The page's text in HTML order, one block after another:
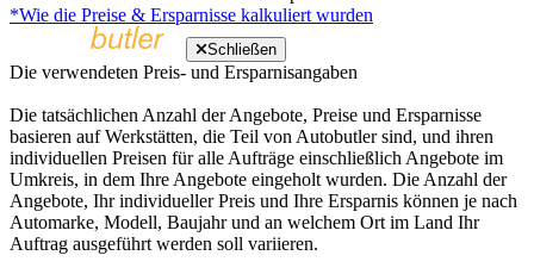
*Wie die Preise & Ersparnisse kalkuliert wurden
Schließen
Die verwendeten Preis- und Ersparnisangaben
Die tatsächlichen Anzahl der Angebote, Preise und Ersparnisse
basieren auf Werkstätten, die Teil von Autobutler sind, und ihren
individuellen Preisen für alle Aufträge einschließlich Angebote im
Umkreis, in dem Ihre Angebote eingeholt wurden. Die Anzahl der
Angebote, Ihr individueller Preis und Ihre Ersparnis können je nach
Automarke, Modell, Baujahr und an welchem Ort im Land Ihr
Auftrag ausgeführt werden soll variieren.